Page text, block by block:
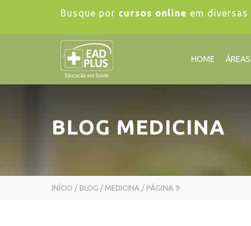
Busque por cursos online em diversas
HOME
BLOG MEDICINA
INÍCIO / BLOG / MEDICINA / PÁGINA 9